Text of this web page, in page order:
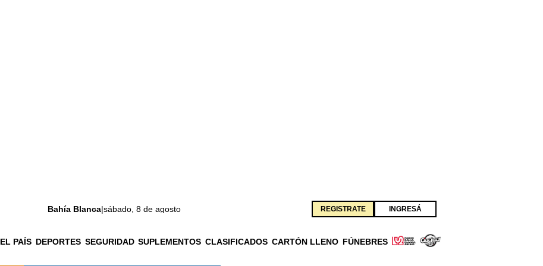
Bahía Blanca|sábado, 8 de agosto REGISTRATE INGRESÁ
EL PAÍS DEPORTES SEGURIDAD SUPLEMENTOS CLASIFICADOS CARTÓN LLENO FÚNEBRES